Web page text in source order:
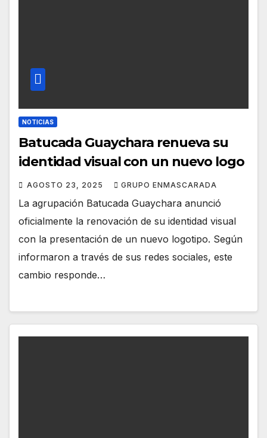
NOTICIAS
Batucada Guaychara renueva su
identidad visual con un nuevo logo
AGOSTO 23, 2025 GRUPO ENMASCARADA
La agrupación Batucada Guaychara anunció
oficialmente la renovación de su identidad visual
con la presentación de un nuevo logotipo. Según
informaron a través de sus redes sociales, este
cambio responde…